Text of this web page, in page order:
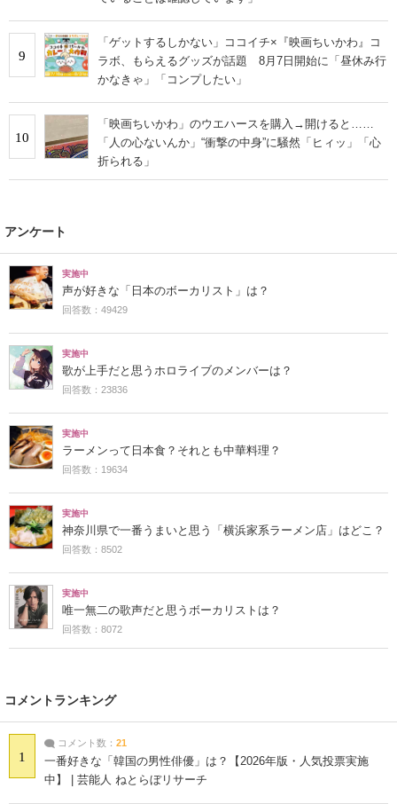
9
「ゲットするしかない」ココイチ×『映画ちいかわ』コ
ラボ、もらえるグッズが話題 8月7日開始に「昼休み行
かなきゃ」「コンプしたい」
10
「映画ちいかわ」のウエハースを購入→開けると……
「人の心ないんか」“衝撃の中身”に騒然「ヒィッ」「心
折られる」
アンケート
実施中
声が好きな「日本のボーカリスト」は？
回答数：49429
実施中
歌が上手だと思うホロライブのメンバーは？
回答数：23836
実施中
ラーメンって日本食？それとも中華料理？
回答数：19634
実施中
神奈川県で一番うまいと思う「横浜家系ラーメン店」はどこ？
回答数：8502
実施中
唯一無二の歌声だと思うボーカリストは？
回答数：8072
コメントランキング
1
コメント数： 21
一番好きな「韓国の男性俳優」は？【2026年版・人気投票実施
中】 | 芸能人 ねとらぼリサーチ